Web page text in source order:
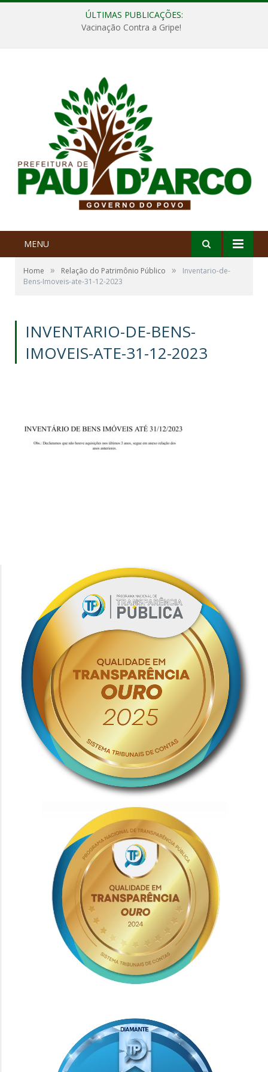
ÚLTIMAS PUBLICAÇÕES:
Vacinação Contra a Gripe!
MENU
Home » Relação do Patrimônio Público »
Inventario-de-
Bens-Imoveis-ate-31-12-2023
INVENTARIO-DE-BENS-
IMOVEIS-ATE-31-12-2023